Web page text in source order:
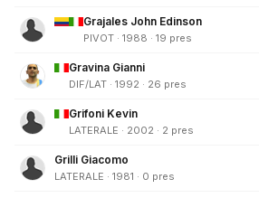
Grajales John Edinson
PIVOT · 1988 · 19 pres
Gravina Gianni
DIF/LAT · 1992 · 26 pres
Grifoni Kevin
LATERALE · 2002 · 2 pres
Grilli Giacomo
LATERALE · 1981 · 0 pres